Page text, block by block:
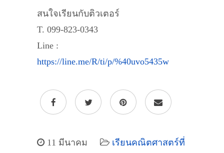
สนใจเรียนกับติวเตอร์
T. 099-823-0343
Line :
https://line.me/R/ti/p/%40uvo5435w
11 มีนาคม
เรียนคณิตศาสตร์ที่